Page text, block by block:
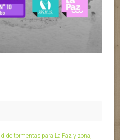
de tormentas para La Paz y zona,